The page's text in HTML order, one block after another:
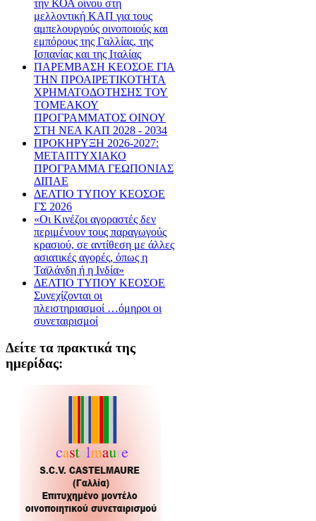
την ΚΟΑ οίνου στη
μελλοντική ΚΑΠ για τους
αμπελουργούς οινοποιούς και
εμπόρους της Γαλλίας, της
Ισπανίας και της Ιταλίας
ΠΑΡΕΜΒΑΣΗ ΚΕΟΣΟΕ ΓΙΑ
ΤΗΝ ΠΡΟΑΙΡΕΤΙΚΟΤΗΤΑ
ΧΡΗΜΑΤΟΔΟΤΗΣΗΣ ΤΟΥ
ΤΟΜΕΑΚΟΥ
ΠΡΟΓΡΑΜΜΑΤΟΣ ΟΙΝΟΥ
ΣΤΗ ΝΕΑ ΚΑΠ 2028 - 2034
ΠΡΟΚΗΡΥΞΗ 2026-2027:
ΜΕΤΑΠΤΥΧΙΑΚΟ
ΠΡΟΓΡΑΜΜΑ ΓΕΩΠΟΝΙΑΣ
ΔΙΠΑΕ
ΔΕΛΤΙΟ ΤΥΠΟΥ ΚΕΟΣΟΕ
ΓΣ 2026
«Οι Κινέζοι αγοραστές δεν
περιμένουν τους παραγωγούς
κρασιού, σε αντίθεση με άλλες
ασιατικές αγορές, όπως η
Ταϊλάνδη ή η Ινδία»
ΔΕΛΤΙΟ ΤΥΠΟΥ ΚΕΟΣΟΕ
Συνεχίζονται οι
πλειστηριασμοί …όμηροι οι
συνεταιρισμοί
Δείτε τα πρακτικά της
ημερίδας: